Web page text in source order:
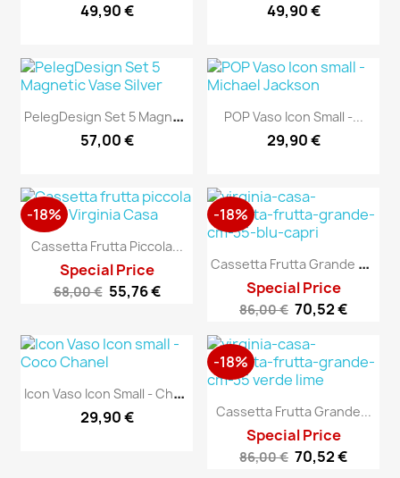
49,90 € 49,90 €
P
ElegDesign Set 5 Magnetic...
57,00 €
POP Vaso Icon Small -...
29,90 €
Cassetta Frutta Piccola...
Special Price
68,00 € 55,76 €
-18%
C
Assetta Frutta Grande Blu...
Special Price
86,00 € 70,52 €
-18%
I
Con Vaso Icon Small - Chanel
29,90 € Cassetta Frutta Grande...
Special Price
86,00 € 70,52 €
-18%